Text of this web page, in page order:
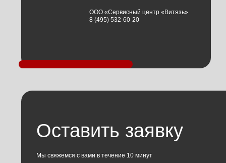
ООО «Сервисный центр «Витязь»
8 (495) 532-60-20
Оставить заявку
Мы свяжемся с вами в течение 10 минут